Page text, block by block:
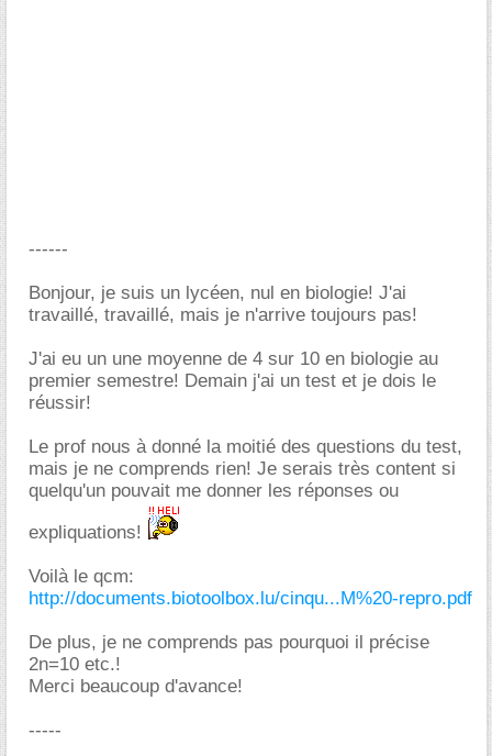
------
Bonjour, je suis un lycéen, nul en biologie! J'ai
travaillé, travaillé, mais je n'arrive toujours pas!
J'ai eu un une moyenne de 4 sur 10 en biologie au
premier semestre! Demain j'ai un test et je dois le
réussir!
Le prof nous à donné la moitié des questions du test,
mais je ne comprends rien! Je serais très content si
quelqu'un pouvait me donner les réponses ou
expliquations!
Voilà le qcm:
http://documents.biotoolbox.lu/cinqu...M%20-repro.pdf
De plus, je ne comprends pas pourquoi il précise
2n=10 etc.!
Merci beaucoup d'avance!
-----